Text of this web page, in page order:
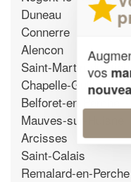
Duneau
Connerre
Alencon
Saint-Martin-du-
Chapelle-Guillaume
Belforet-en-Perche
Mauves-sur-Huisne
Arcisses
Saint-Calais
Remalard-en-Perche
vos